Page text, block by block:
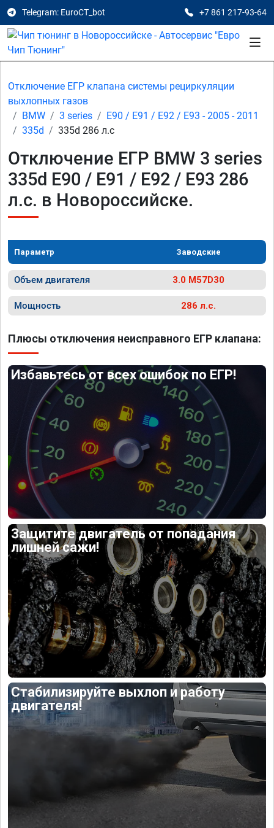
Telegram: EuroCT_bot +7 861 217-93-64
Отключение ЕГР клапана системы рециркуляции
выхлопных газов
BMW
3 series
E90 / E91 / E92 / E93 - 2005 - 2011
335d
335d 286 л.с
Отключение ЕГР BMW 3 series
335d E90 / E91 / E92 / E93 286
л.с. в Новороссийске.
Параметр Заводские
Объем двигателя 3.0 M57D30
Мощность 286 л.с.
Плюсы отключения неисправного ЕГР клапана:
Избавьтесь от всех ошибок по ЕГР!
Защитите двигатель от попадания
лишней сажи!
Стабилизируйте выхлоп и работу
двигателя!